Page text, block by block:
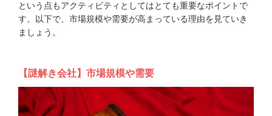
という点もアクティビティとしてはとても重要なポイントで
す。以下で、市場規模や需要が高まっている理由を見ていき
ましょう。
【謎解き会社】市場規模や需要